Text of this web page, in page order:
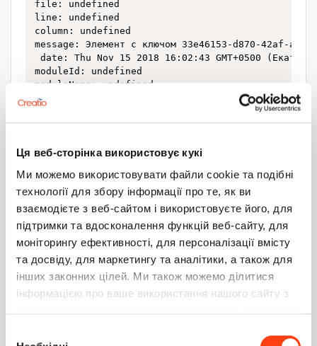
Ця веб-сторінка використовує кукі
Ми можемо використовувати файли cookie та подібні
технології для збору інформації про те, як ви
взаємодієте з веб-сайтом і використовуєте його, для
підтримки та вдосконалення функцій веб-сайту, для
моніторингу ефективності, для персоналізації вмісту
та досвіду, для маркетингу та аналітики, а також для
інших законних цілей. Ми також можемо ділитися
інформацією про ваше використання нашого сайту з
file: undefined
line: undefined
column: undefined
message: Элемент с ключом 33e46153-d870-42af-
date: Thu Nov 15 2018 16:02:43 GMT+0500
moduleId: undefined
moduleName: undefined
там реально этого UId нету, но зато есть эта карточка но
с другим Id
Почему так могло произойти ? И как это можно исправить
?